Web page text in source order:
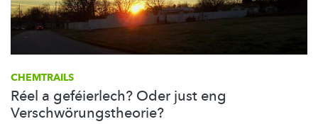
CHEMTRAILS
Réel a geféierlech? Oder just eng
Verschwörungstheorie?